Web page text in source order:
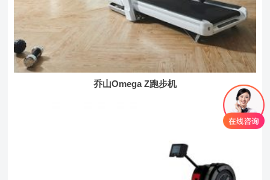
乔山Omega Z跑步机